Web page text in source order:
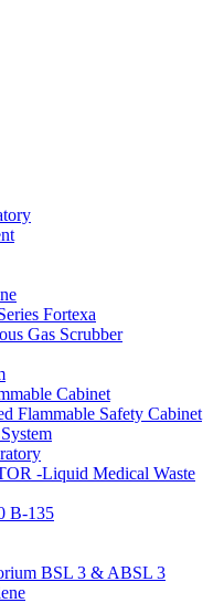
Fortexa
Gas Scrubber
Cabinet
Flammable Safety Cabinet
-Liquid Medical Waste
B-135
BSL 3 & ABSL 3